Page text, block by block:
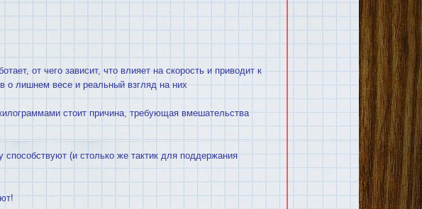
от чего зависит, что влияет на скорость и приводит к
лишнем весе и реальный взгляд на них
стоит причина, требующая вмешательства
способствуют (и столько же тактик для поддержания